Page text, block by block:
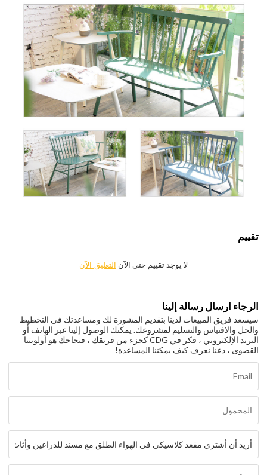
تقييم
لا يوجد تقييم حتى الآن التعليق الآن
الرجاء ارسال رسالة إلينا
سيسعد فريق المبيعات لدينا بتقديم المشورة لك ومساعدتك في التخطيط
والحل والاقتباس والتسليم لمشروعك. يمكنك الوصول إلينا عبر الهاتف أو
البريد الإلكتروني ، فكر في CDG كجزء من فريقك ، فنجاحك هو أولويتنا
القصوى ، دعنا نعرف كيف يمكننا المساعدة!